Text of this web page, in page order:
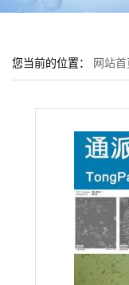
您当前的位置： 网站首